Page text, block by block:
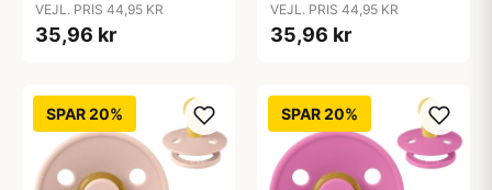
VEJL. PRIS 44,95 KR
35,96 kr
VEJL. PRIS 44,95 KR
35,96 kr
SPAR 20% SPAR 20%